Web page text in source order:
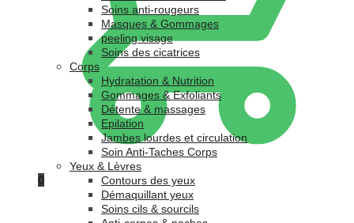
0
Soins anti-rougeurs
Masques & Gommages
peeling visage
Soins des cicatrices
Corps
Hydratation & Nutrition
Gommages & Exfoliants
Détente & massages
Epilation
Jambes lourdes et circulation
Soin Anti-Taches Corps
Yeux & Lèvres
Contours des yeux
Démaquillant yeux
Soins cils & sourcils